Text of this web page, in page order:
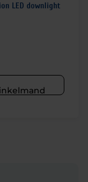
LED downlight